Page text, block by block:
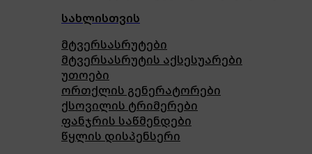
სახლისთვის
მტვერსასრუტები
მტვერსასრუტის აქსესუარები
უთოები
ორთქლის გენერატორები
ქსოვილის ტრიმერები
ფანჯრის საწმენდები
წყლის დისპენსერი